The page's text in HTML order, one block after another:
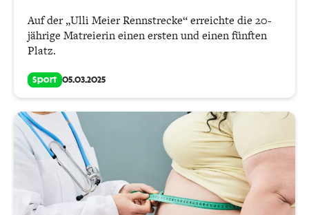
Auf der „Ulli Meier Rennstrecke“ erreichte die 20-
jährige Matreierin einen ersten und einen fünften
Platz.
Sport 05.03.2025